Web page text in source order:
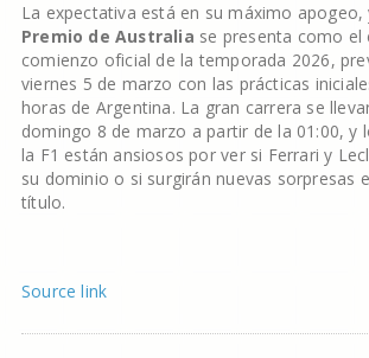
La expectativa está en su máximo apogeo,
Premio de Australia se presenta como el
comienzo oficial de la temporada 2026,
viernes 5 de marzo con las prácticas
horas de Argentina. La gran carrera se
domingo 8 de marzo a partir de la 01:00, y
la F1 están ansiosos por ver si Ferrari y
su dominio o si surgirán nuevas sorpresas
título.
Source link